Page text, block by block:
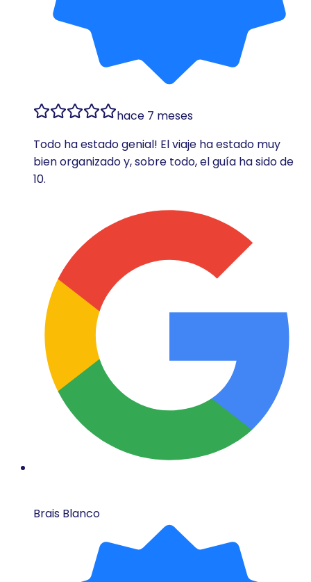
hace 7 meses
Todo ha estado genial! El viaje ha estado muy
bien organizado y, sobre todo, el guía ha sido de
10.
Brais Blanco